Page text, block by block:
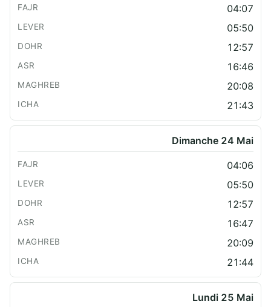
04:07
05:50
12:57
16:46
20:08
21:43
Dimanche 24 Mai
04:06
05:50
12:57
16:47
20:09
21:44
Lundi 25 Mai